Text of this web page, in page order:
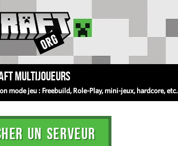
multijoueurs
jeu : Freebuild, Role-Play, mini-jeux, hardcore, etc.
UN SERVEUR